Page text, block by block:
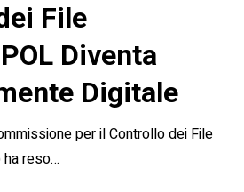
File
Diventa
Digitale
per il Controllo dei File
ha reso…